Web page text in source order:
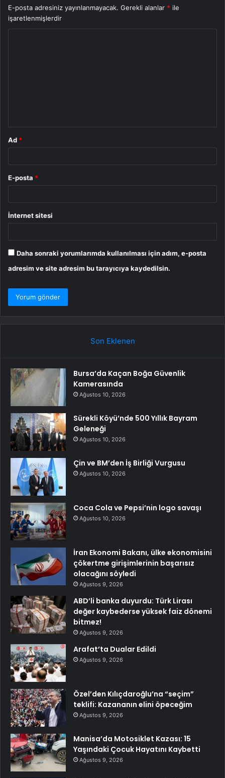
E-posta adresiniz yayınlanmayacak. Gerekli alanlar * ile
işaretlenmişlerdir
Ad *
E-posta *
İnternet sitesi
Daha sonraki yorumlarımda kullanılması için adım, e-posta
adresim ve site adresim bu tarayıcıya kaydedilsin.
Son Eklenen
Bursa’da Kaçan Boğa Güvenlik
Kamerasında
Ağustos 10, 2026
Sürekli Köyü’nde 500 Yıllık Bayram
Geleneği
Ağustos 10, 2026
Çin ve BM’den İş Birliği Vurgusu
Ağustos 10, 2026
Coca Cola ve Pepsi’nin logo savaşı
Ağustos 10, 2026
İran Ekonomi Bakanı, ülke ekonomisini
çökertme girişimlerinin başarısız
olacağını söyledi
Ağustos 9, 2026
ABD’li banka duyurdu: Türk Lirası
değer kaybederse yüksek faiz dönemi
bitmez!
Ağustos 9, 2026
Arafat’ta Dualar Edildi
Ağustos 9, 2026
Özel’den Kılıçdaroğlu’na “seçim”
teklifi: Kazananın elini öpeceğim
Ağustos 9, 2026
Manisa’da Motosiklet Kazası: 15
Yaşındaki Çocuk Hayatını Kaybetti
Ağustos 9, 2026